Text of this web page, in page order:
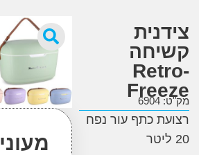
כתף עור נפח
מעוניינים